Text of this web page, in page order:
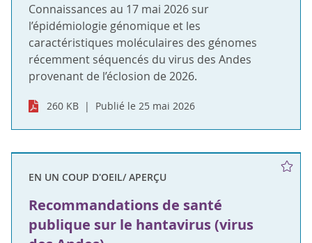
Connaissances au 17 mai 2026 sur
l’épidémiologie génomique et les
caractéristiques moléculaires des génomes
récemment séquencés du virus des Andes
provenant de l’éclosion de 2026.
260 KB Publié le 25 mai 2026
EN UN COUP D'OEIL/ APERÇU
Recommandations de santé
publique sur le hantavirus (virus